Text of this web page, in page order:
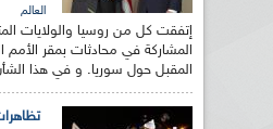
العالم
إتفقت كل من روسيا والولايات
المشاركة في محادثات بمقر الأمم
المقبل حول سوريا. و في هذا